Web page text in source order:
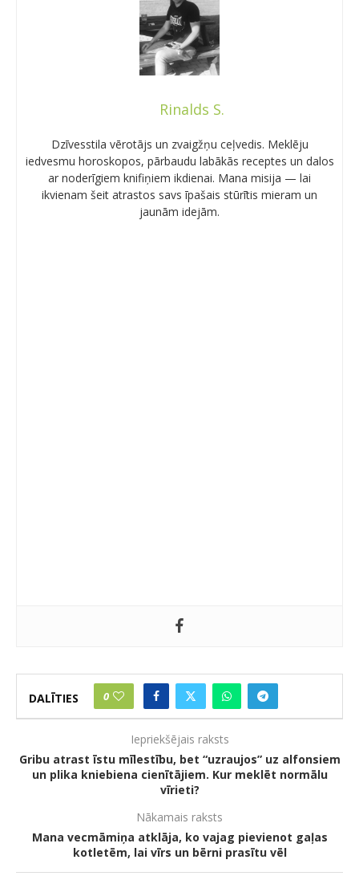
Rinalds S.
Dzīvesstila vērotājs un zvaigžņu ceļvedis. Meklēju
iedvesmu horoskopos, pārbaudu labākās receptes un dalos
ar noderīgiem knifiņiem ikdienai. Mana misija — lai
ikvienam šeit atrastos savs īpašais stūrītis mieram un
jaunām idejām.
DALĪTIES 0
Iepriekšējais raksts
Gribu atrast īstu mīlestību, bet “uzraujos” uz alfonsiem
un plika kniebiena cienītājiem. Kur meklēt normālu
vīrieti?
Nākamais raksts
Mana vecmāmiņa atklāja, ko vajag pievienot gaļas
kotletēm, lai vīrs un bērni prasītu vēl